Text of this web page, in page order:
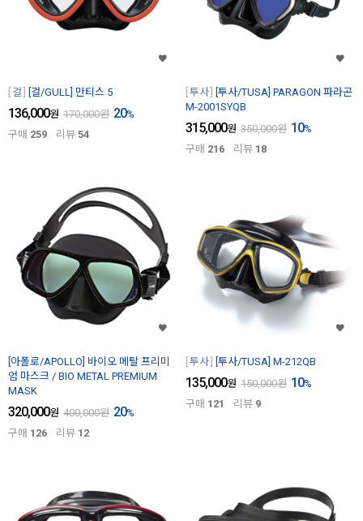
걸 [걸/GULL] 만티스 5
136,000원 170,000원 20%
구매 259 리뷰 54
투사
[투사/TUSA] PARAGON 파라곤
M-2001SYQB
315,000원 350,000원 10%
구매 216 리뷰 18
[아폴로/APOLLO] 바이오 메탈 프리미
엄 마스크 / BIO METAL PREMIUM
MASK
320,000원 400,000원 20%
구매 126 리뷰 12
투사 [투사/TUSA] M-212QB
135,000원 150,000원 10%
구매 121 리뷰 9